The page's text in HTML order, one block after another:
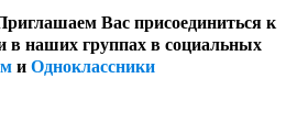
Вас присоединиться к
в наших группах в социальных
и Одноклассники